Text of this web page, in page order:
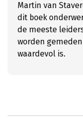
Martin van
dit boek
de meeste
worden
waardevol is.